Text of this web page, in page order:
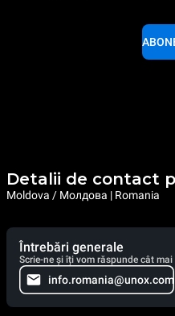
Detalii de contact
Moldova / Молдова | Romania
Întrebări generale
Scrie-ne și îți vom răspunde cât
info.romania@unox.com